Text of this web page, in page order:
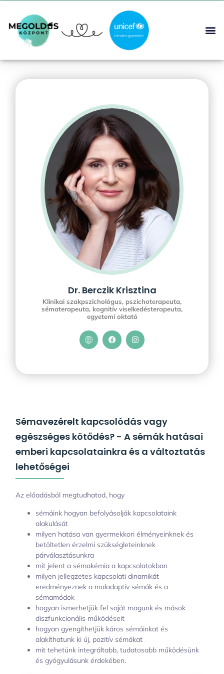
Dr. Berczik Krisztina
Klinikai szakpszichológus, pszichoterapeuta,
sématerapeuta, kognitív viselkedésterapeuta,
egyetemi oktató
Sémavezérelt kapcsolódás vagy
egészséges kötődés? - A sémák hatásai
emberi kapcsolatainkra és a változtatás
lehetőségei
Az előadásból megtudhatod, hogy
sémáink hogyan befolyásolják kapcsolataink
alakulását
milyen hatása van gyermekkori élményeinknek és
betöltetlen érzelmi szükségleteinknek
párválasztásunkra
mit jelent a sémakémia a kapcsolatokban
milyen jellegzetes kapcsolati dinamikát
eredményeznek a maladaptív sémák és a
sémamódok
hogyan ismerhetjük fel saját magunk és mások
diszfunkcionális működéseit
hogyan gyengíthetjük káros sémáinkat és
alakíthatunk ki új, pozitív sémákat
mit tehetünk integráltabb, tudatosabb működésünk
és gyógyulásunk érdekében.